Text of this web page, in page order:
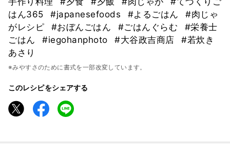
はん365
#japanesefoods #よるごはん
#肉じゃ
がレシピ
#おぼんごはん #ごはんぐらむ
#栄養士
ごはん
#iegohanphoto #大谷政吉商店
#若炊き
あさり
※みやすさのために書式を一部改変しています。
このレシピをシェアする